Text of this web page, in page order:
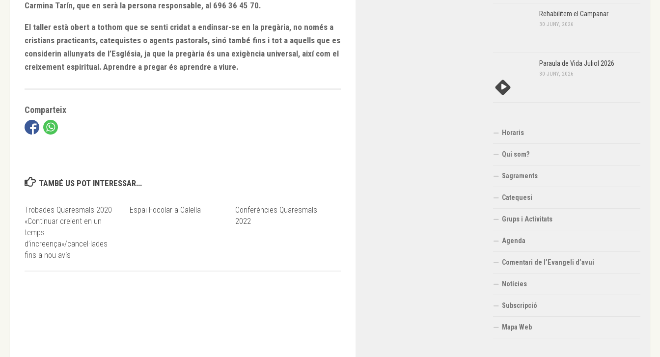
Carmina Tarín, que en serà la persona responsable, al 696 36 45 70.
El taller està obert a tothom que se senti cridat a endinsar-se en la pregària, no només a
cristians practicants, catequistes o agents pastorals, sinó també fins i tot a aquells que es
considerin allunyats de l’Església, ja que la pregària és una exigència universal, així com el
creixement espiritual. Aprendre a pregar és aprendre a viure.
Comparteix
TAMBÉ US POT INTERESSAR...
Trobades Quaresmals 2020
«Continuar creient en un
temps
d’increença»/cancel·lades
fins a nou avís
Espai Focolar a Calella
Conferències Quaresmals
2022
Rehabilitem el Campanar
30 JUNY, 2026
Paraula de Vida Juliol 2026
30 JUNY, 2026
Horaris
Qui som?
Sagraments
Catequesi
Grups i Activitats
Agenda
Comentari de l’Evangeli d’avui
Notícies
Subscripció
Mapa Web